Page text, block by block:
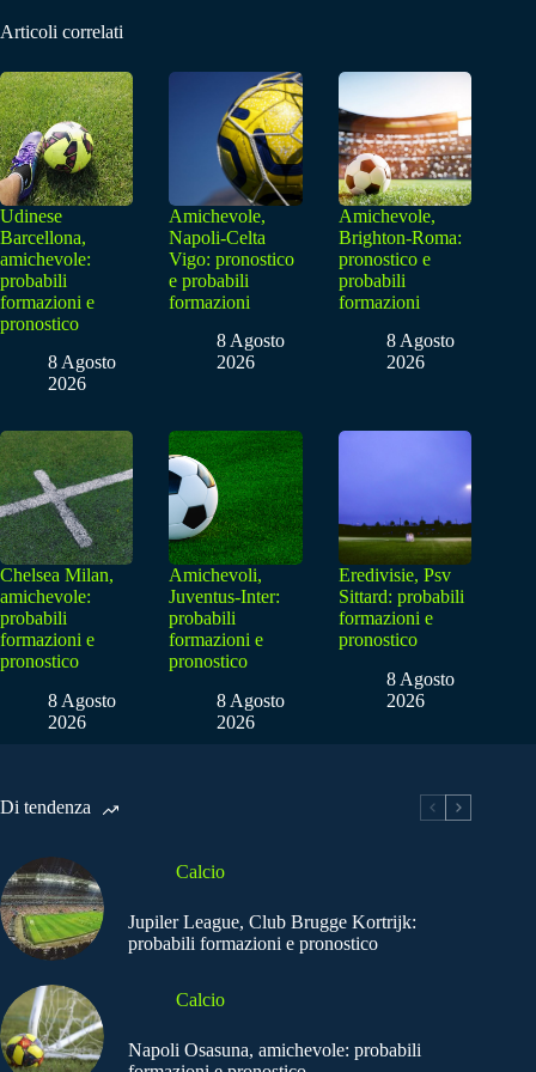
Articoli correlati
Udinese
Barcellona,
amichevole:
probabili
formazioni e
pronostico
8 Agosto
2026
Amichevole,
Napoli-Celta
Vigo: pronostico
e probabili
formazioni
8 Agosto
2026
Amichevole,
Brighton-Roma:
pronostico e
probabili
formazioni
8 Agosto
2026
Chelsea Milan,
amichevole:
probabili
formazioni e
pronostico
8 Agosto
2026
Amichevoli,
Juventus-Inter:
probabili
formazioni e
pronostico
8 Agosto
2026
Eredivisie, Psv
Sittard: probabili
formazioni e
pronostico
8 Agosto
2026
Di tendenza
Calcio
Jupiler League, Club Brugge Kortrijk:
probabili formazioni e pronostico
Calcio
Napoli Osasuna, amichevole: probabili